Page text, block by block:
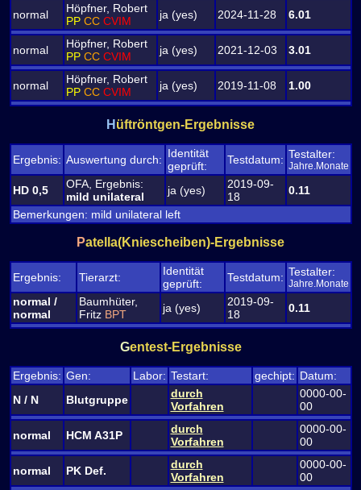
normal
Höpfner, Robert
PPCCCVIM ja (yes) 2024-11-28 6.01
normal
Höpfner, Robert
PPCCCVIM ja (yes) 2021-12-03 3.01
normal
Höpfner, Robert
PPCCCVIM ja (yes) 2019-11-08 1.00
H üftröntgen-Ergebnisse
Ergebnis: Auswertung durch: Identität
geprüft:
Testdatum: Testalter:
Jahre.Monate
HD 0,5
OFA, Ergebnis:
mild unilateral
ja (yes)
2019-09-
18
0.11
Bemerkungen: mild unilateral left
Patella(Kniescheiben)-Ergebnisse
Ergebnis: Tierarzt:
Identität
geprüft:
Testdatum: Testalter:
Jahre.Monate
normal /
normal
Baumhüter,
FritzBPT ja (yes)
2019-09-
18
0.11
Gentest-Ergebnisse
Ergebnis: Gen: Labor: Testart: gechipt: Datum:
N / N
Blutgruppe
durch
Vorfahren
0000-00-
00
normal HCM A31P
durch
Vorfahren
0000-00-
00
normal PK Def.
durch
Vorfahren
0000-00-
00